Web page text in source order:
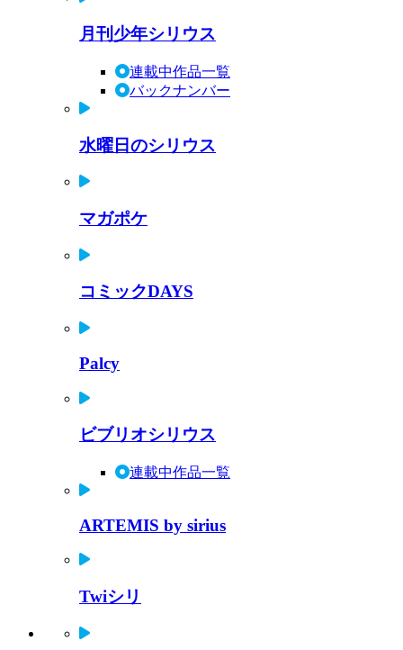
月刊少年シリウス
連載中作品一覧
バックナンバー
水曜日のシリウス
マガポケ
コミックDAYS
Palcy
ビブリオシリウス
連載中作品一覧
ARTEMIS by sirius
Twiシリ